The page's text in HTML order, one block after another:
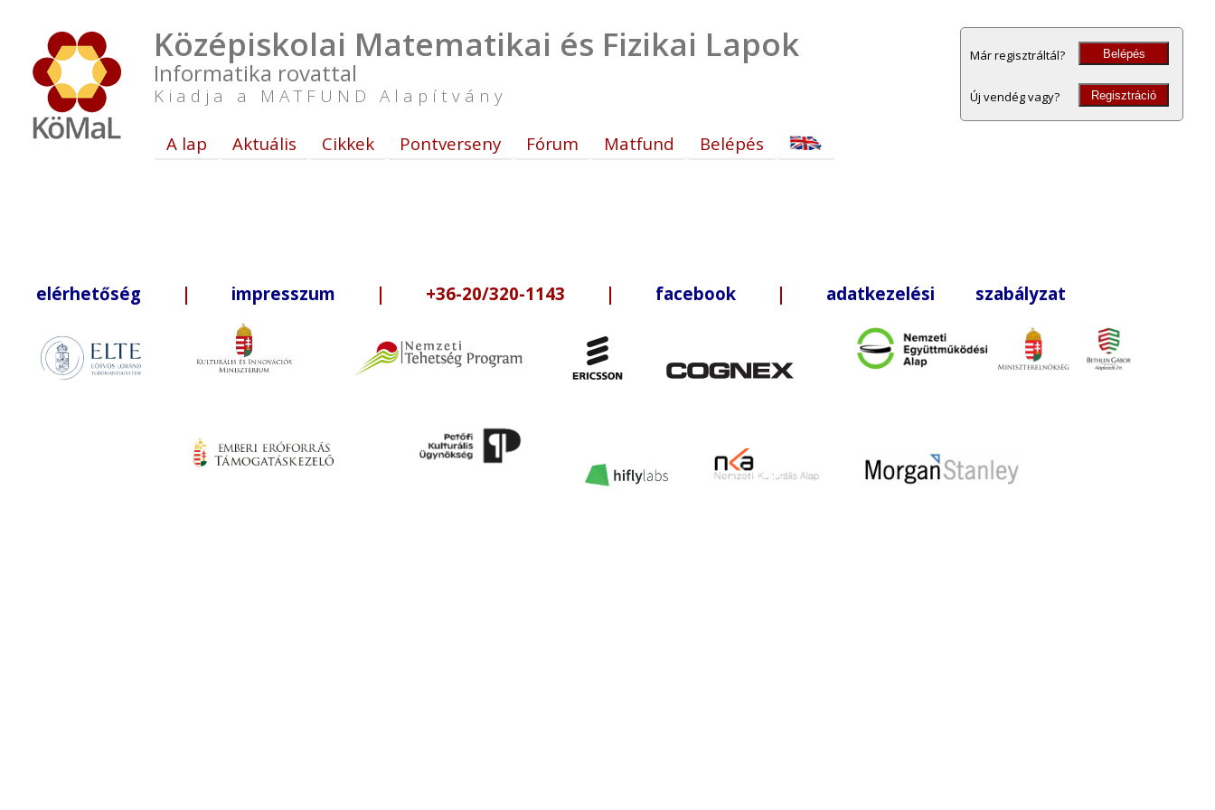
Középiskolai Matematikai és Fizikai Lapok
Informatika rovattal
Kiadja a MATFUND Alapítvány
Már regisztráltál? Belépés
Új vendég vagy? Regisztráció
A lap Aktuális Cikkek Pontverseny Fórum Matfund Belépés
elérhetőség | impresszum | +36-20/320-1143 | facebook | adatkezelési szabályzat